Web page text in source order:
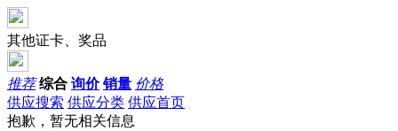
其他证卡、奖品
推荐 综合 询价 销量 价格
供应搜索 供应分类 供应首页
抱歉，暂无相关信息